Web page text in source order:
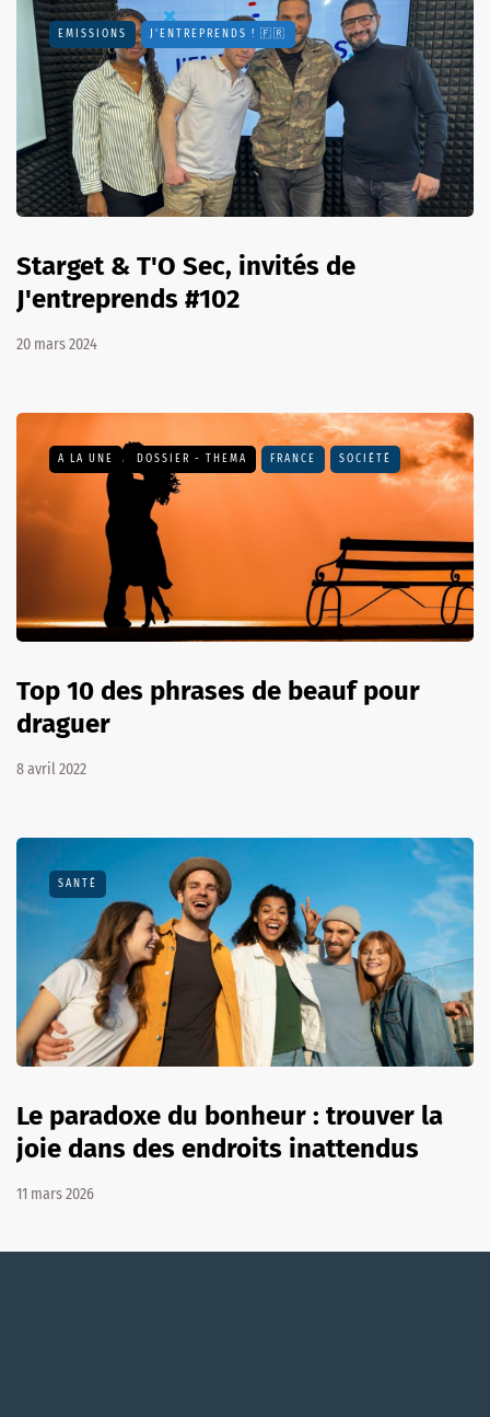
EMISSIONS J'ENTREPRENDS ! 🇫🇷
Starget & T'O Sec, invités de
J'entreprends #102
20 mars 2024
A LA UNE DOSSIER - THEMA FRANCE SOCIÉTÉ
Top 10 des phrases de beauf pour
draguer
8 avril 2022
SANTÉ
Le paradoxe du bonheur : trouver la
joie dans des endroits inattendus
11 mars 2026